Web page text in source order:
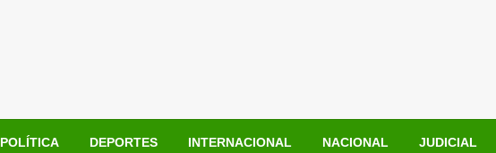
POLÍTICA DEPORTES INTERNACIONAL NACIONAL JUDICIAL